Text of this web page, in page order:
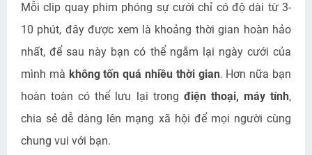
Mỗi clip quay phim phóng sự cưới chỉ có độ dài từ 3-
10 phút, đây được xem là khoảng thời gian hoàn hảo
nhất, để sau này bạn có thể ngắm lại ngày cưới của
mình mà không tốn quá nhiều thời gian. Hơn nữa bạn
hoàn toàn có thể lưu lại trong điện thoại, máy tính,
chia sẻ dễ dàng lên mạng xã hội để mọi người cùng
chung vui với bạn.